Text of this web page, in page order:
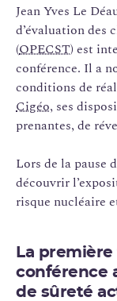
Jean Yves Le
d’évaluation des
(OPECST) est
conférence. Il a
conditions de
Cigéo, ses
prenantes, de
Lors de la pause
découvrir
risque nucléaire
La
conférence
de sûreté